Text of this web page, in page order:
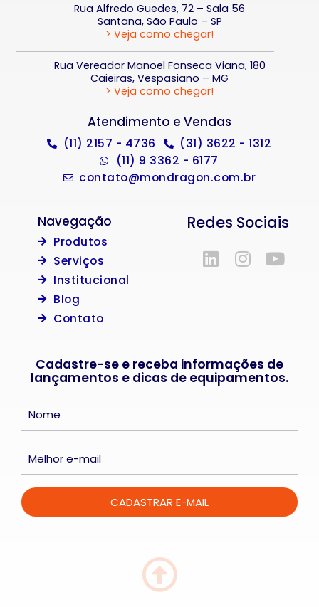
Rua Alfredo Guedes, 72 – Sala 56
Santana, São Paulo – SP
> Veja como chegar!
Rua Vereador Manoel Fonseca Viana, 180
Caieiras, Vespasiano – MG
> Veja como chegar!
Atendimento e Vendas
(11) 2157 - 4736
(31) 3622 - 1312
(11) 9 3362 - 6177
contato@mondragon.com.br
Navegação
Produtos
Serviços
Institucional
Blog
Contato
Redes Sociais
Cadastre-se e receba informações de
lançamentos e dicas de equipamentos.